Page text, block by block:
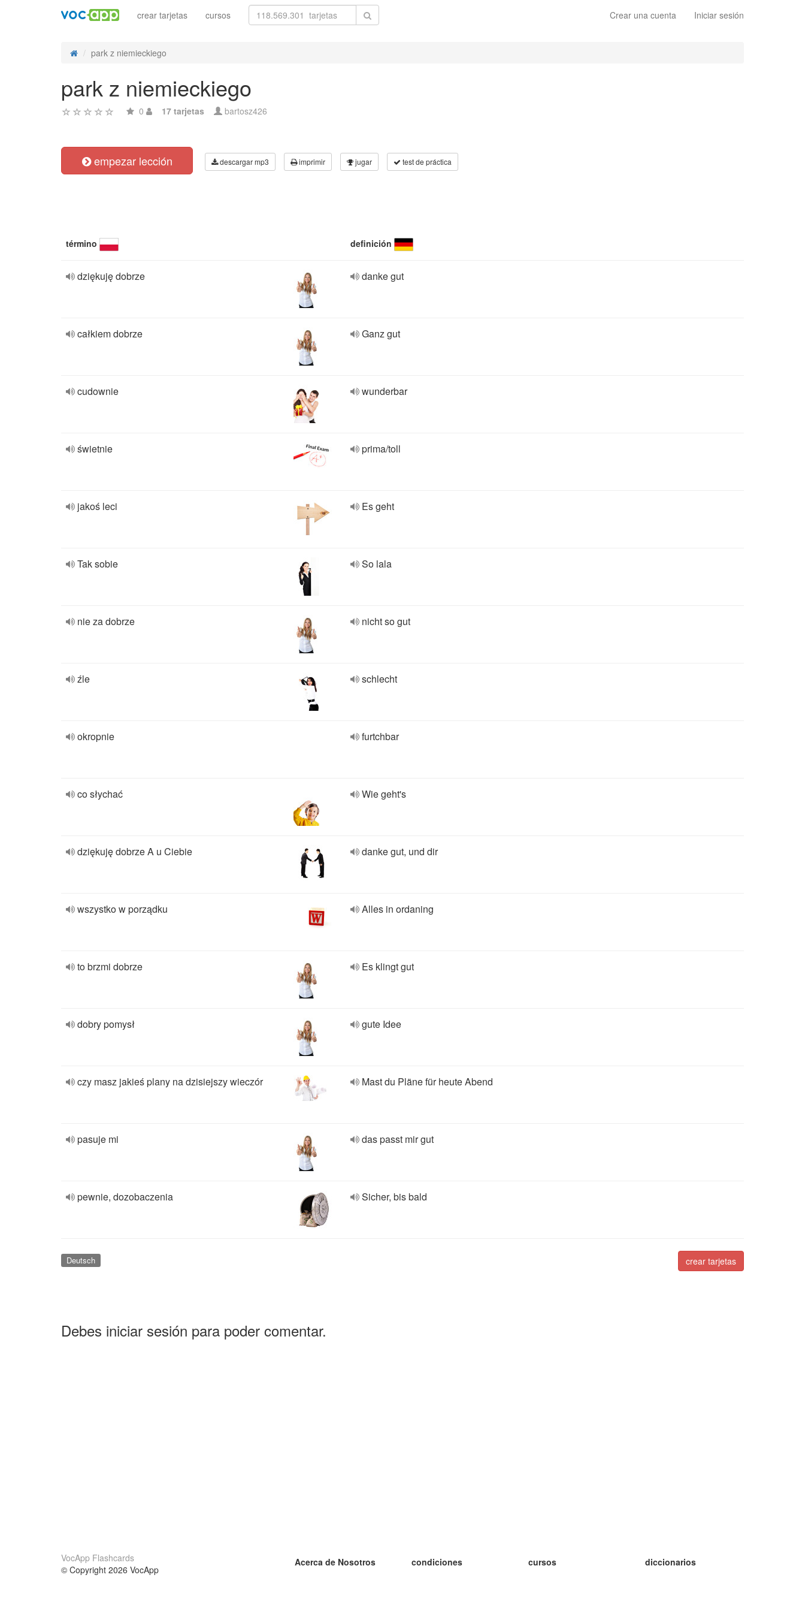
Crear una cuenta Iniciar sesión
crear tarjetas cursos
park z niemieckiego
park z niemieckiego
0 17 tarjetas bartosz426
empezar lección descargar mp3 imprimir jugar test de práctica
término definición
dziękuję dobrze danke gut
całkiem dobrze Ganz gut
cudownie wunderbar
świetnie prima/toll
jakoś leci Es geht
Tak sobie So lala
nie za dobrze nicht so gut
źle schlecht
okropnie furtchbar
co słychać Wie geht's
dziękuję dobrze A u Ciebie danke gut, und dir
wszystko w porządku Alles in ordaning
to brzmi dobrze Es klingt gut
dobry pomysł gute Idee
czy masz jakieś plany na dzisiejszy wieczór Mast du Pläne für heute Abend
pasuje mi das passt mir gut
pewnie, dozobaczenia Sicher, bis bald
crear tarjetas
Deutsch
Debes iniciar sesión para poder comentar.
VocApp Flashcards
© Copyright 2026 VocApp
Acerca de Nosotros
condiciones
cursos
diccionarios